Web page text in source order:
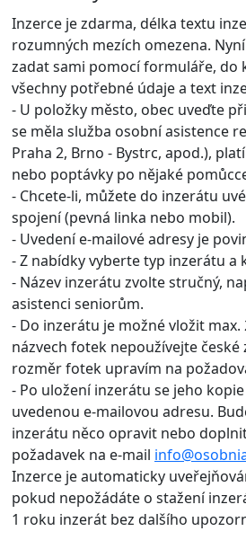
Inzerce je zdarma, délka textu
rozumných mezích omezena.
zadat sami pomocí formuláře, do
všechny potřebné údaje a text
- U položky město, obec uveďte
se měla služba osobní asistence
Praha 2, Brno - Bystrc, apod.),
nebo poptávky po nějaké
- Chcete-li, můžete do inzerátu
spojení (pevná linka nebo mobil).
- Uvedení e-mailové adresy je
- Z nabídky vyberte typ inzerátu a
- Název inzerátu zvolte stručný,
asistenci seniorům.
- Do inzerátu je možné vložit
názvech fotek nepoužívejte
rozměr fotek upravím na
- Po uložení inzerátu se jeho
uvedenou e-mailovou adresu.
inzerátu něco opravit nebo
požadavek na e-mail
Inzerce je automaticky
pokud nepožádáte o stažení
1 roku inzerát bez dalšího